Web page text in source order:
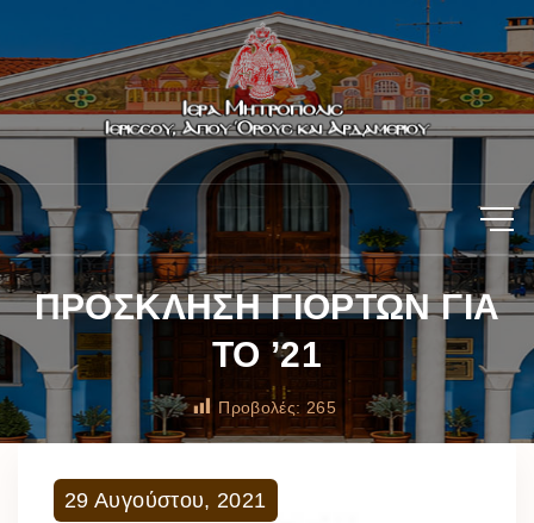
ΠΡΟΣΚΛΗΣΗ ΓΙΟΡΤΩΝ ΓΙΑ
ΤΟ ’21
Προβολές: 265
29 Αυγούστου, 2021